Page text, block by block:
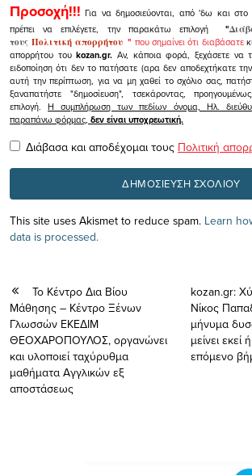
Προσοχή!!! Για να δημοσιεύονται, από 'δω και
πρέπει να επιλέγετε, την παρακάτω επιλογή
"
τουςΠολιτική απορρήτου" που σημαίνει ότι διαβάσατε
απορρήτου τουkozan.gr. Αν, κάποια φορά, ξεχάσετε να
ειδοποίηση ότι δεν το πατήσατε (αρα δεν αποδεχτήκατε
αυτή την περίπτωση, για να μη χαθεί το σχόλιο σας,
ξαναπατήστε "δημοσίευση", τσεκάροντας,
επιλογή.Η συμπλήρωση των πεδίων όνομα, Ηλ.
παραπάνω φόρμας, δεν είναι υποχρεωτική.
Διάβασα και αποδέχομαι τους Πολιτική
This site uses Akismet to reduce spam. Learn
data is processed.
Το Κέντρο Δια Βίου
Μάθησης – Κέντρο Ξένων
Γλωσσών ΕΚΕΔΙΜ
ΘΕΟΧΑΡΟΠΟΥΛΟΣ, οργανώνει
και υλοποιεί ταχύρυθμα
μαθήματα Αγγλικών εξ
αποστάσεως
kozan.gr:
Νίκος
μήνυμα
μείνει εκεί
επόμενο